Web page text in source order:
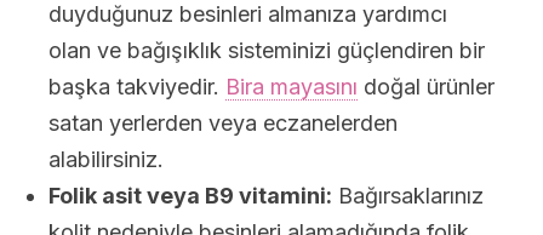
duyduğunuz besinleri almanıza yardımcı
olan ve bağışıklık sisteminizi güçlendiren bir
başka takviyedir. Bira mayasını doğal ürünler
satan yerlerden veya eczanelerden
alabilirsiniz.
Folik asit veya B9 vitamini: Bağırsaklarınız